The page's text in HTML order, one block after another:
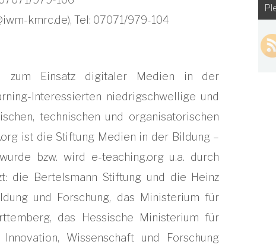
kmrc.de), Tel: 07071/979-104
zum Einsatz digitaler Medien in der
Interessierten niedrigschwellige und
technischen und organisatorischen
ist die Stiftung Medien in der Bildung –
bzw. wird e-teaching.org u.a. durch
die Bertelsmann Stiftung und die Heinz
und Forschung, das Ministerium für
das Hessische Ministerium für
Wissenschaft und Forschung